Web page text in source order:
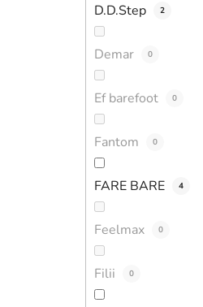
D.D.Step 2
Demar 0
Ef barefoot 0
Fantom 0
FARE BARE 4
Feelmax 0
Filii 0